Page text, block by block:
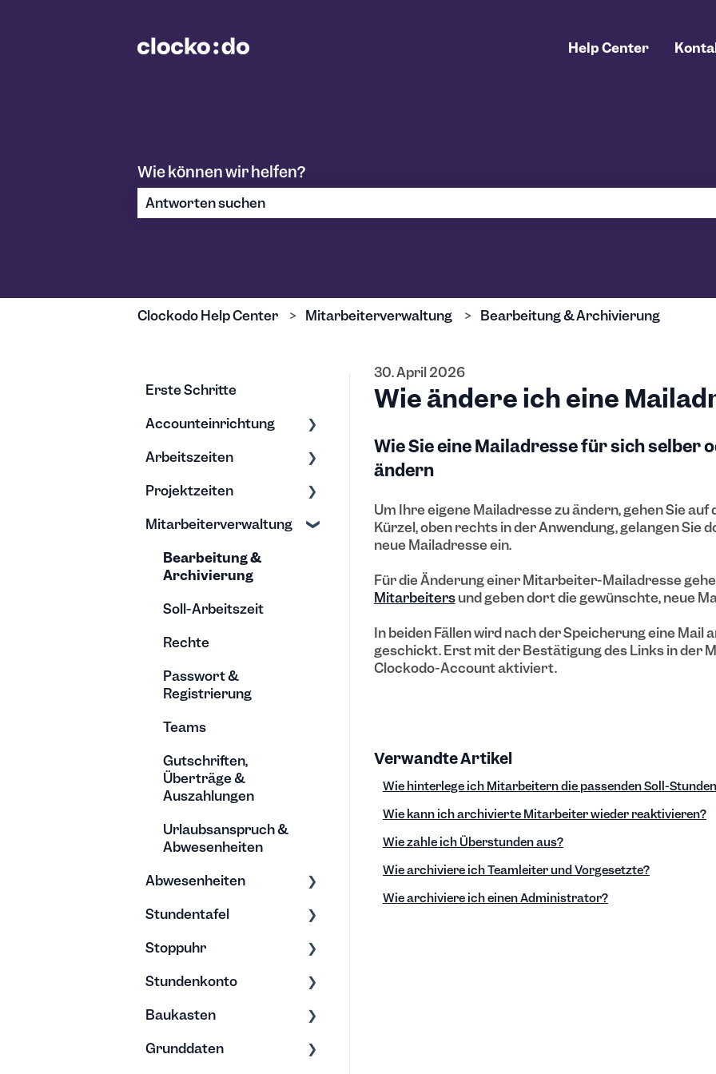
Help Center
Wie können wir helfen?
Clockodo Help Center Mitarbeiterverwaltung Bearbeitung & Archivierung
30. April 2026
Wie ändere ich eine
Wie Sie eine Mailadresse für sich selber
ändern
Um Ihre eigene Mailadresse zu ändern, gehen Sie auf
Kürzel, oben rechts in der Anwendung, gelangen Sie
neue Mailadresse ein.
Für die Änderung einer Mitarbeiter-Mailadresse
Mitarbeitersund geben dort die gewünschte, neue
In beiden Fällen wird nach der Speicherung eine Mail
geschickt. Erst mit der Bestätigung des Links in der
Clockodo-Account aktiviert.
Verwandte Artikel
Wie hinterlege ich Mitarbeitern die passenden Soll-
Wie kann ich archivierte Mitarbeiter wieder reaktivieren?
Wie zahle ich Überstunden aus?
Wie archiviere ich Teamleiter und Vorgesetzte?
Wie archiviere ich einen Administrator?
Erste Schritte
Accounteinrichtung
Einstellungen
Export/Import &
Arbeitszeiten
Zeiten erfassen
Zeiten bearbeiten
Projektzeiten
Erfassung &
Projektberichte
Budgets
Mitarbeiterverwaltung
Bearbeitung &
Archivierung
Soll-Arbeitszeit
Rechte
Passwort &
Registrierung
Teams
Gutschriften,
Überträge &
Auszahlungen
Urlaubsanspruch &
Abwesenheiten
Abwesenheiten
Allgemein
Urlaub
Elternzeit
Abwesenheitstyp
Kalender
Stundentafel
Erfassung &
Stoppuhr
Erfassung &
Stundenkonto
Überstunden
Minusstunden
Baukasten
Exporte
Grunddaten